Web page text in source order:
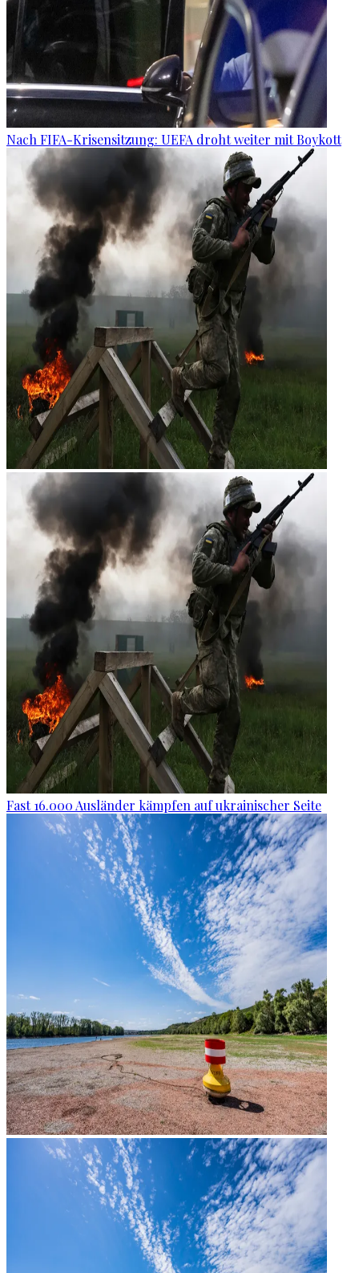
Nach FIFA-Krisensitzung: UEFA droht weiter mit Boykott
Fast 16.000 Ausländer kämpfen auf ukrainischer Seite